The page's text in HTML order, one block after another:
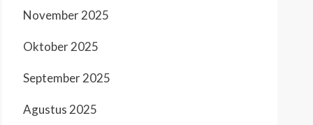
November 2025
Oktober 2025
September 2025
Agustus 2025